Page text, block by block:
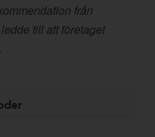
från
till att företaget